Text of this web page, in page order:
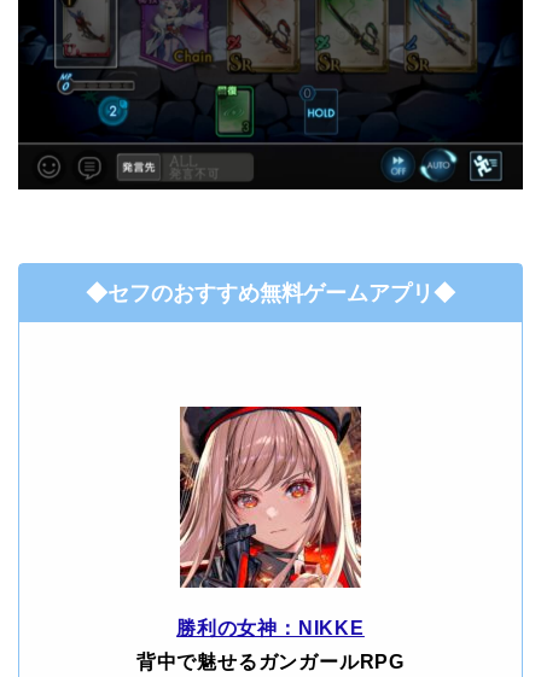
◆セフのおすすめ無料ゲームアプリ◆
勝利の女神：NIKKE
背中で魅せるガンガールRPG